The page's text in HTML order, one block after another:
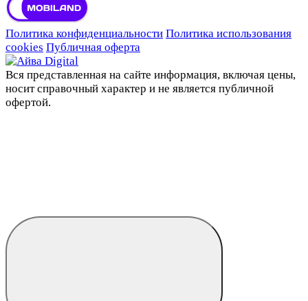
Политика конфиденциальности Политика использования
cookies Публичная оферта
Вся представленная на сайте информация, включая цены,
носит справочный характер и не является публичной
офертой.